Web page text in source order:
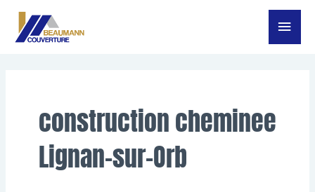
Aller
Menu
construction cheminee
Lignan-sur-Orb